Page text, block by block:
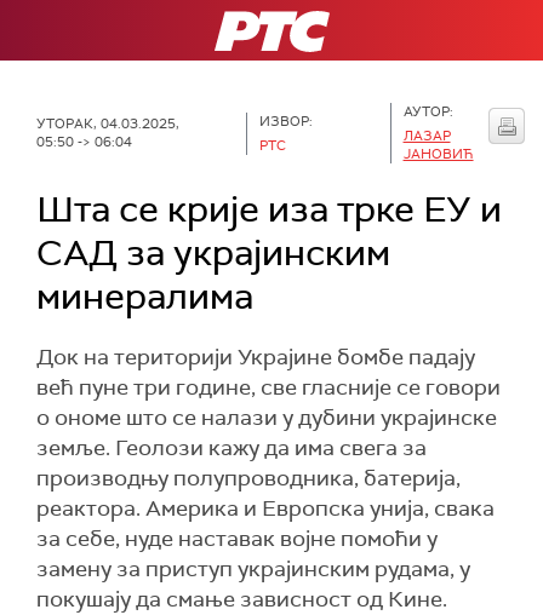
РТС
УТОРАК, 04.03.2025,
05:50 -> 06:04
ИЗВОР:
РТС
АУТОР:
ЛАЗАР
ЈАНОВИЋ
Шта се крије иза трке ЕУ и
САД за украјинским
минералима
Док на територији Украјине бомбе падају
већ пуне три године, све гласније се говори
о ономе што се налази у дубини украјинске
земље. Геолози кажу да има свега за
производњу полупроводника, батерија,
реактора. Америка и Европска унија, свака
за себе, нуде наставак војне помоћи у
замену за приступ украјинским рудама, у
покушају да смање зависност од Кине.